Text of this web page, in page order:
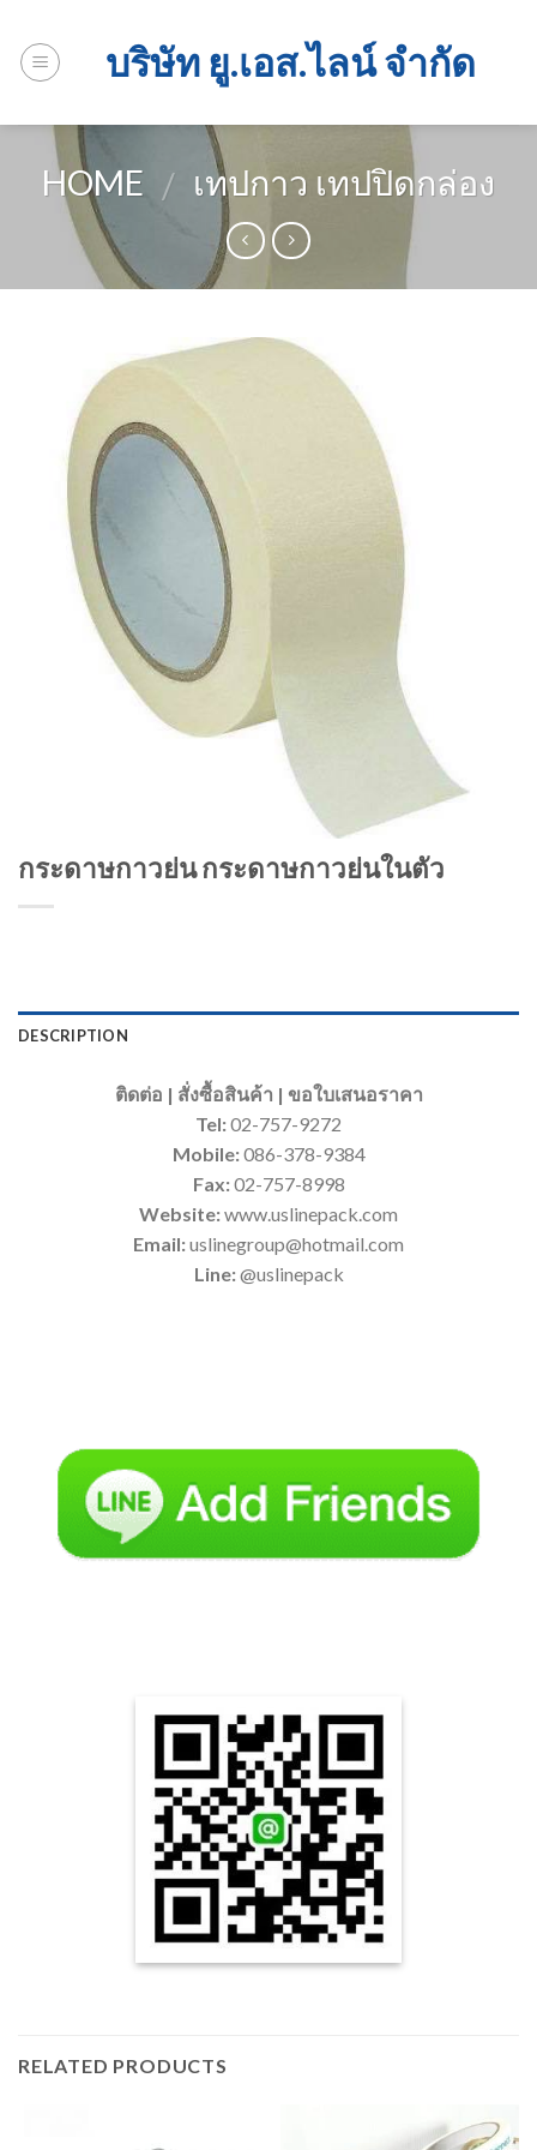
content
บริษัท ยู.เอส.ไลน์ จำกัด
HOME / เทปกาว เทปปิดกล่อง
กระดาษกาวย่น กระดาษกาวย่นในตัว
DESCRIPTION
ติดต่อ | สั่งซื้อสินค้า | ขอใบเสนอราคา
Tel:02-757-9272
Mobile:086-378-9384
Fax:02-757-8998
Website:www.uslinepack.com
Email:uslinegroup@hotmail.com
Line:@uslinepack
RELATED PRODUCTS